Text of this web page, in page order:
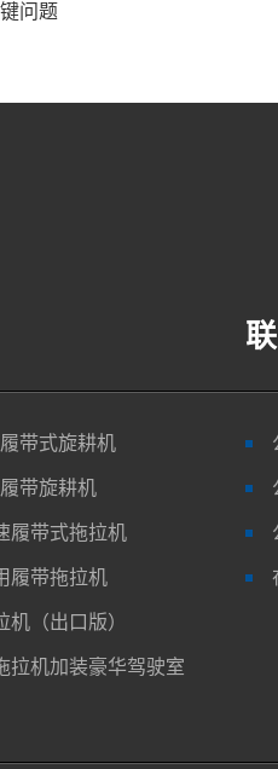
问题
带式旋耕机
带旋耕机
履带式拖拉机
履带拖拉机
（出口版）
拉机加装豪华驾驶室